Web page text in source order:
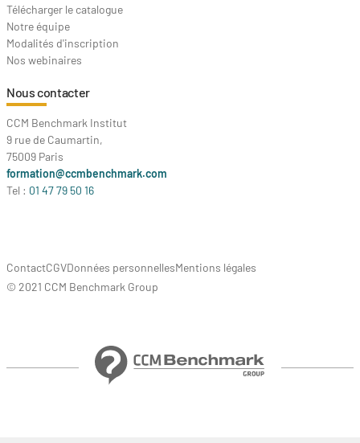
Télécharger le catalogue
Notre équipe
Modalités d'inscription
Nos webinaires
Nous contacter
CCM Benchmark Institut
9 rue de Caumartin,
75009 Paris
formation@ccmbenchmark.com
Tel : 01 47 79 50 16
ContactCGVDonnées personnellesMentions légales
© 2021 CCM Benchmark Group